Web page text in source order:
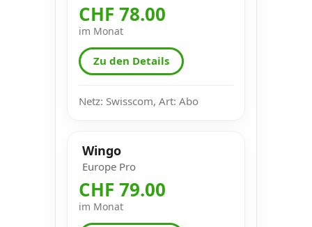
CHF 78.00
im Monat
Zu den Details
Netz: Swisscom, Art: Abo
Wingo
Europe Pro
CHF 79.00
im Monat